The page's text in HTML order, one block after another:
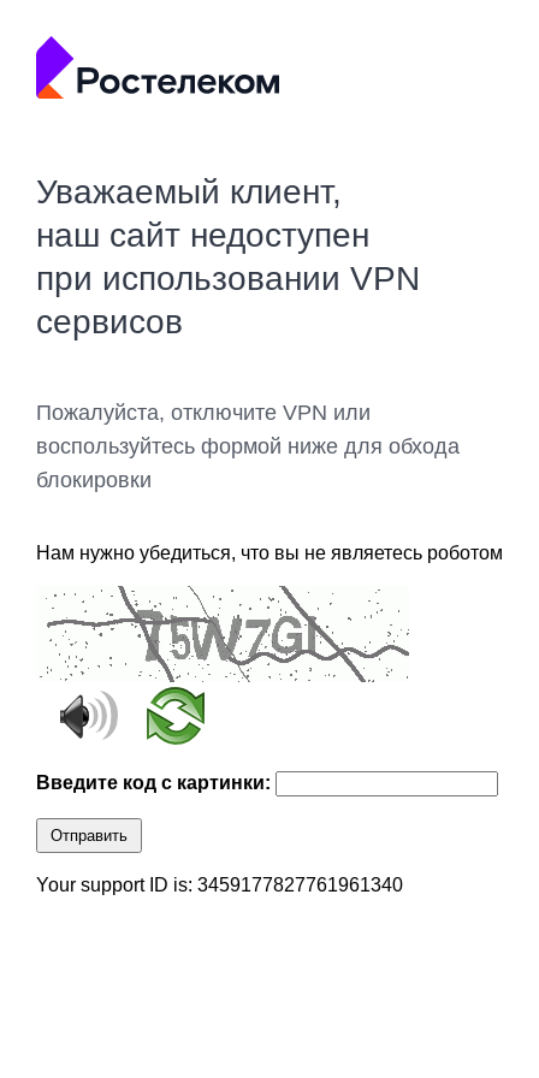
Уважаемый клиент,
наш сайт недоступен
при использовании VPN
сервисов
Пожалуйста, отключите VPN или
воспользуйтесь формой ниже для обхода
блокировки
Нам нужно убедиться, что вы не являетесь роботом
Введите код с картинки:
Отправить
Your support ID is: 3459177827761961340